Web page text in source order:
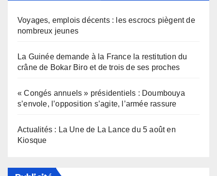
Voyages, emplois décents : les escrocs piègent de
nombreux jeunes
La Guinée demande à la France la restitution du
crâne de Bokar Biro et de trois de ses proches
« Congés annuels » présidentiels : Doumbouya
s’envole, l’opposition s’agite, l’armée rassure
Actualités : La Une de La Lance du 5 août en
Kiosque